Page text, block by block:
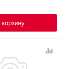
корзину